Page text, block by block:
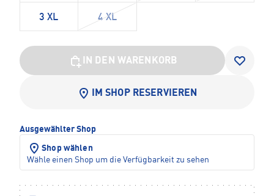
3 XL 4 XL
IN DEN WARENKORB
IM SHOP RESERVIEREN
Ausgewählter Shop
Shop wählen
Wähle einen Shop um die Verfügbarkeit zu sehen